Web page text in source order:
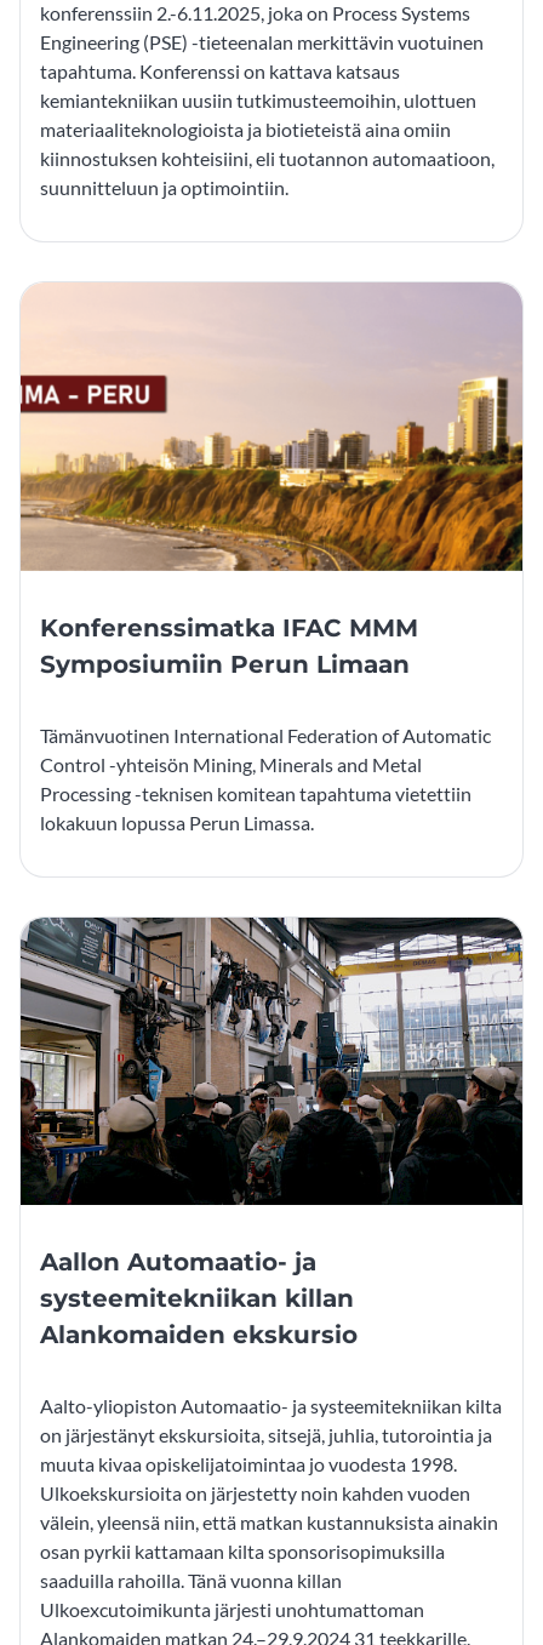
konferenssiin 2.-6.11.2025, joka on Process Systems
Engineering (PSE) -tieteenalan merkittävin vuotuinen
tapahtuma. Konferenssi on kattava katsaus
kemiantekniikan uusiin tutkimusteemoihin, ulottuen
materiaaliteknologioista ja biotieteistä aina omiin
kiinnostuksen kohteisiini, eli tuotannon automaatioon,
suunnitteluun ja optimointiin.
Konferenssimatka IFAC MMM
Symposiumiin Perun Limaan
Tämänvuotinen International Federation of Automatic
Control -yhteisön Mining, Minerals and Metal
Processing -teknisen komitean tapahtuma vietettiin
lokakuun lopussa Perun Limassa.
Aallon Automaatio- ja
systeemitekniikan killan
Alankomaiden ekskursio
Aalto-yliopiston Automaatio- ja systeemitekniikan kilta
on järjestänyt ekskursioita, sitsejä, juhlia, tutorointia ja
muuta kivaa opiskelijatoimintaa jo vuodesta 1998.
Ulkoekskursioita on järjestetty noin kahden vuoden
välein, yleensä niin, että matkan kustannuksista ainakin
osan pyrkii kattamaan kilta sponsorisopimuksilla
saaduilla rahoilla. Tänä vuonna killan
Ulkoexcutoimikunta järjesti unohtumattoman
Alankomaiden matkan 24.–29.9.2024 31 teekkarille.